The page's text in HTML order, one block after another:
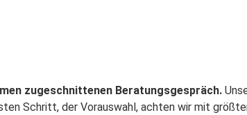
zugeschnittenen Beratungsgespräch.
Schritt, der Vorauswahl, achten wir mit